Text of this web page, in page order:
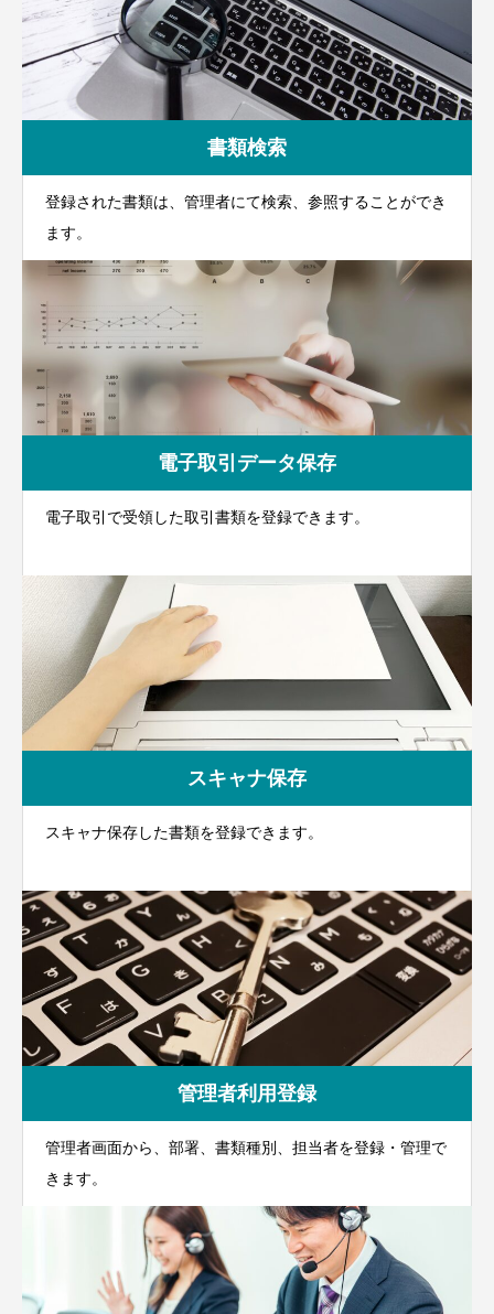
書類検索
登録された書類は、管理者にて検索、参照することができ
ます。
電子取引データ保存
電子取引で受領した取引書類を登録できます。
スキャナ保存
スキャナ保存した書類を登録できます。
管理者利用登録
管理者画面から、部署、書類種別、担当者を登録・管理で
きます。